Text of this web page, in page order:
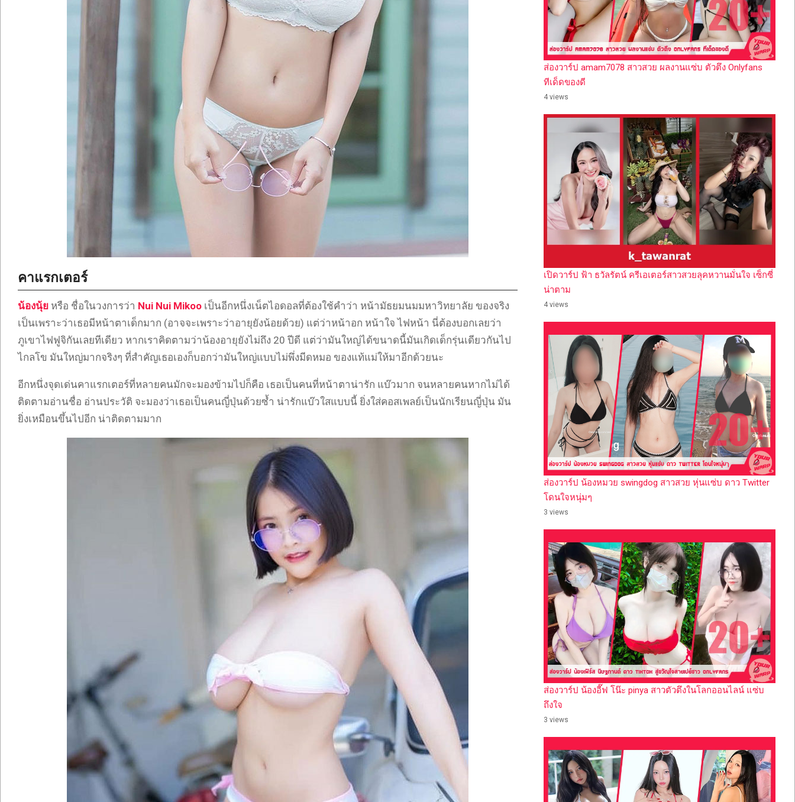
คาแรกเตอร์
น้องนุ้ย หรือ ชื่อในวงการว่า Nui Nui Mikoo เป็นอีกหนึ่งเน็ตไอดอลที่ต้องใช้คำว่า หน้ามัธยมนมมหาวิทยาลัย ของจริง
เป็นเพราะว่าเธอมีหน้าตาเด็กมาก (อาจจะเพราะว่าอายุยังน้อยด้วย) แต่ว่าหน้าอก หน้าใจ ไฟหน้า นี่ต้องบอกเลยว่า
ภูเขาไฟฟูจิกันเลยทีเดียว หากเราคิดตามว่าน้องอายุยังไม่ถึง 20 ปีดี แต่ว่ามันใหญ่ได้ขนาดนี้มันเกิดเด็กรุ่นเดียวกันไป
ไกลโข มันใหญ่มากจริงๆ ที่สำคัญเธอเองก็บอกว่ามันใหญ่แบบไม่พึ่งมีดหมอ ของแท้แม่ให้มาอีกด้วยนะ
อีกหนึ่งจุดเด่นคาแรกเตอร์ที่หลายคนมักจะมองข้ามไปก็คือ เธอเป็นคนที่หน้าตาน่ารัก แบ๊วมาก จนหลายคนหากไม่ได้
ติดตามอ่านชื่อ อ่านประวัติ จะมองว่าเธอเป็นคนญี่ปุ่นด้วยซ้ำ น่ารักแบ๊วใสแบบนี้ ยิ่งใส่คอสเพลย์เป็นนักเรียนญี่ปุ่น มัน
ยิ่งเหมือนขึ้นไปอีก น่าติดตามมาก
ส่องวาร์ป amam7078 สาวสวย ผลงานแซ่บ ตัวตึง Onlyfans
ทีเด็ดของดี
4 views
เปิดวาร์ป ฟ้า ธวัลรัตน์ ครีเอเตอร์สาวสวยลุคหวานมั่นใจ เซ็กซี่
น่าตาม
4 views
ส่องวาร์ป น้องหมวย swingdog สาวสวย หุ่นแซ่บ ดาว Twitter
โดนใจหนุ่มๆ
3 views
ส่องวาร์ป น้องอี๊ฟ โน๊ะ pinya สาวตัวตึงในโลกออนไลน์ แซ่บ
ถึงใจ
3 views